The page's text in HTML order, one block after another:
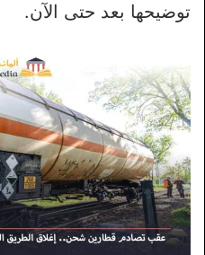
توضيحها بعد حتى الآن.